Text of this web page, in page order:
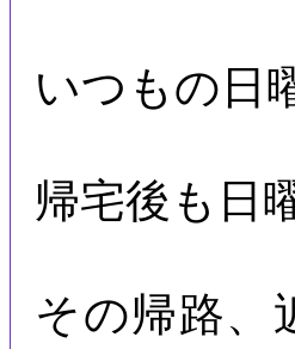
いつもの日
帰宅後も日
その帰路、